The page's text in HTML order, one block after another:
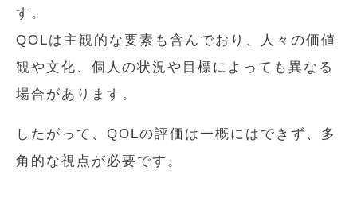
す。
QOLは主観的な要素も含んでおり、人々の価値
観や文化、個人の状況や目標によっても異なる
場合があります。
したがって、QOLの評価は一概にはできず、多
角的な視点が必要です。